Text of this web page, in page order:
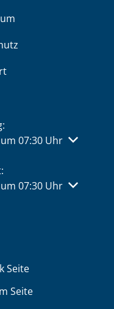
oder Schließzeiten
07:30 Uhr
oder Schließzeiten
07:30 Uhr
Seite
Seite